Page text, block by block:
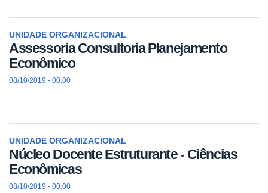
UNIDADE ORGANIZACIONAL
Assessoria Consultoria Planejamento
Econômico
08/10/2019 - 00:00
UNIDADE ORGANIZACIONAL
Núcleo Docente Estruturante - Ciências
Econômicas
08/10/2019 - 00:00